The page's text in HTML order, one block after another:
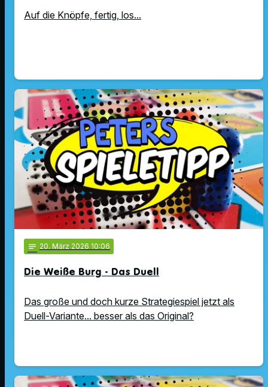
Auf die Knöpfe, fertig, los...
notes 20. März 2026 10:06
Die Weiße Burg - Das Duell
Das große und doch kurze Strategiespiel jetzt als
Duell-Variante... besser als das Original?